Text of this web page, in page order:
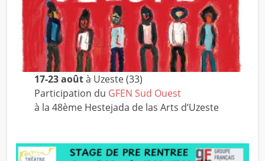
17-23 aoûtà Uzeste (33)
Participation du GFEN Sud Ouest
à la 48ème Hestejada de las Arts d’Uzeste